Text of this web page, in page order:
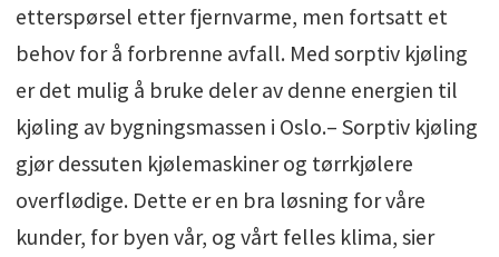
etterspørsel etter fjernvarme, men fortsatt et
behov for å forbrenne avfall. Med sorptiv kjøling
er det mulig å bruke deler av denne energien til
kjøling av bygningsmassen i Oslo.– Sorptiv kjøling
gjør dessuten kjølemaskiner og tørrkjølere
overflødige. Dette er en bra løsning for våre
kunder, for byen vår, og vårt felles klima, sier